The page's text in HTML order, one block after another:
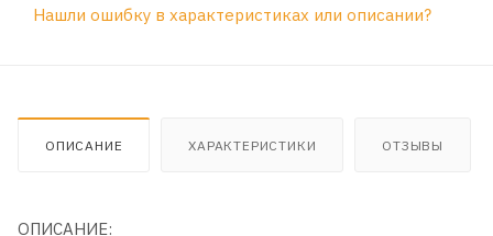
Нашли ошибку в характеристиках или описании?
ОПИСАНИЕ ХАРАКТЕРИСТИКИ ОТЗЫВЫ
ОПИСАНИЕ: